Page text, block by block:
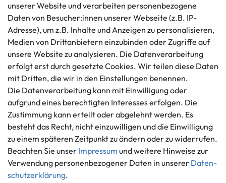
Kundenservice
+49 421 596586
Mo. - Fr. 9 - 16 Uhr
info@gameworld.de
Kontaktformular
Rechtliches
AGB
Impressum
Datenschutzerklärung
Barrierefreiheitserklärung
Widerrufs­recht
Vertrag widerrufen
Informationen
Ankauf
Über uns
Häufig gestellte Fragen
Zahlung und Versand
Batterieentsorgung
Zahlungsmöglichkeiten
unserer Website und verarbeiten personenbezogene
Daten von Besucher:innen unserer Webseite (z.B. IP-
Adresse), um z.B. Inhalte und Anzeigen zu personalisieren,
Medien von Drittanbietern einzubinden oder Zugriffe auf
unsere Website zu analysieren. Die Datenverarbeitung
erfolgt erst durch gesetzte Cookies. Wir teilen diese Daten
mit Dritten, die wir in den Einstellungen benennen.
Die Datenverarbeitung kann mit Einwilligung oder
aufgrund eines berechtigten Interesses erfolgen. Die
Zustimmung kann erteilt oder abgelehnt werden. Es
besteht das Recht, nicht einzuwilligen und die Einwilligung
zu einem späteren Zeitpunkt zu ändern oder zu widerrufen.
Beachten Sie unser Impressum und weitere Hinweise zur
Verwendung personenbezogener Daten in unserer Daten­
schutz­erklärung.